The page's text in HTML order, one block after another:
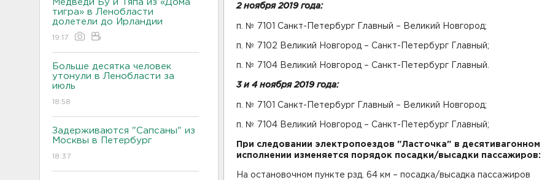
Медведи Бу и Тяпа из «Дома
тигра» в Ленобласти
долетели до Ирландии
19:17
Больше десятка человек
утонули в Ленобласти за
июль
18:58
Задерживаются "Сапсаны" из
Москвы в Петербург
18:37
2 ноября 2019 года:
п. № 7101 Санкт-Петербург Главный – Великий Новгород;
п. № 7102 Великий Новгород – Санкт-Петербург Главный;
п. № 7104 Великий Новгород – Санкт-Петербург Главный.
3 и 4 ноября 2019 года:
п. № 7101 Санкт-Петербург Главный – Великий Новгород;
п. № 7104 Великий Новгород – Санкт-Петербург Главный;
При следовании электропоездов "Ласточка" в десятивагонном
исполнении изменяется порядок посадки/высадки пассажиров:
На остановочном пункте рзд. 64 км – посадка/высадка пассажиров